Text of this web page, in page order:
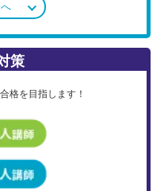
策
格を目指します！